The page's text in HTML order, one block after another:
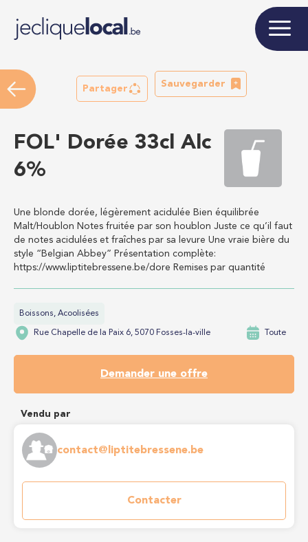
Partager
Sauvegarder
FOL' Dorée 33cl Alc
6%
Une blonde dorée, légèrement acidulée Bien équilibrée
Malt/Houblon Notes fruitée par son houblon Juste ce qu’il faut
de notes acidulées et fraîches par sa levure Une vraie bière du
style “Belgian Abbey” Présentation complète:
https://www.liptitebressene.be/dore Remises par quantité
Boissons, Acoolisées
Rue Chapelle de la Paix 6, 5070 Fosses-la-ville Toute
Demander une offre
Vendu par
contact@liptitebressene.be
Contacter